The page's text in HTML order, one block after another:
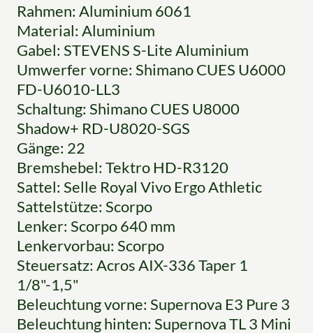
Rahmen: Aluminium 6061
Material: Aluminium
Gabel: STEVENS S-Lite Aluminium
Umwerfer vorne: Shimano CUES U6000
FD-U6010-LL3
Schaltung: Shimano CUES U8000
Shadow+ RD-U8020-SGS
Gänge: 22
Bremshebel: Tektro HD-R3120
Sattel: Selle Royal Vivo Ergo Athletic
Sattelstütze: Scorpo
Lenker: Scorpo 640 mm
Lenkervorbau: Scorpo
Steuersatz: Acros AIX-336 Taper 1
1/8"-1,5"
Beleuchtung vorne: Supernova E3 Pure 3
Beleuchtung hinten: Supernova TL 3 Mini